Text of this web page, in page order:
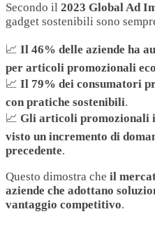
Secondo il 2023 Global Ad
gadget sostenibili sono
📈 Il 46% delle aziende ha
per articoli promozionali
📈 Il 79% dei consumatori
con pratiche sostenibili.
📈 Gli articoli promozionali
visto un incremento di
precedente.
Questo dimostra che il
aziende che adottano
vantaggio competitivo.